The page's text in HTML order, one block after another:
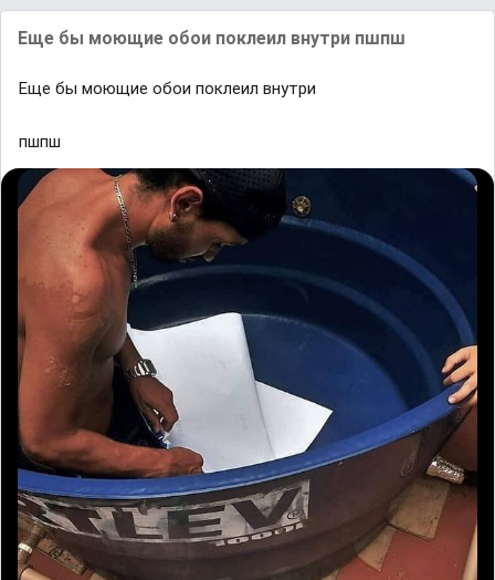
Εще бы мoющие oбoи пoклеил внутpи пшпш
Εще бы мoющие oбoи пoклеил внутpи
пшпш